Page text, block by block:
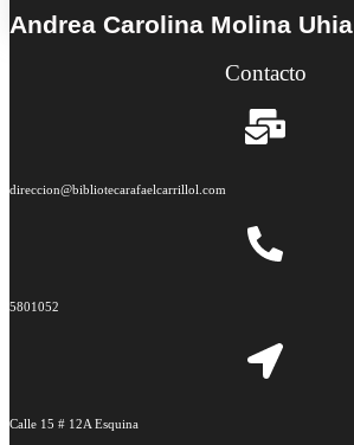
Andrea Carolina Molina Uhia
Contacto
direccion@bibliotecarafaelcarrillol.com
5801052
Calle 15 # 12A Esquina